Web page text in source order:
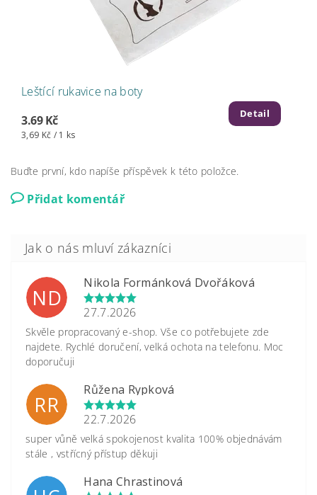
Leštící rukavice na boty
3.69 Kč
3,69 Kč / 1 ks
Detail
Buďte první, kdo napíše příspěvek k této položce.
Přidat komentář
ND
Nikola Formánková Dvořáková
27.7.2026
Skvěle propracovaný e-shop. Vše co potřebujete zde
najdete. Rychlé doručení, velká ochota na telefonu. Moc
doporučuji
RR
Růžena Rypková
22.7.2026
super vůně velká spokojenost kvalita 100% objednávám
stále , vstřícný přístup děkuji
Hana Chrastinová